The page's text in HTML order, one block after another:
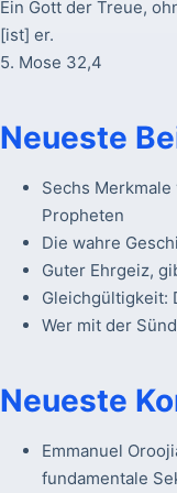
Ein Gott der Treue,
[ist] er.
5. Mose 32,4
Neueste
Sechs
Propheten
Die wahre
Guter Ehrgeiz,
Gleichgültigkeit:
Wer mit der
Neueste
Emmanuel
fundamentale